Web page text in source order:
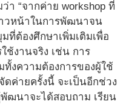
า “จากค่าย workshop ที่
วหน้าในการพัฒนาจน
ที่ต้องศึกษาเพิ่มเติมเพื่อ
ช้งานจริง เช่น การ
งความต้องการของผู้ใช้
ดค่ายครั้งนี้ จะเป็นอีกช่วง
ฒนาจะได้สอบถาม เรียน